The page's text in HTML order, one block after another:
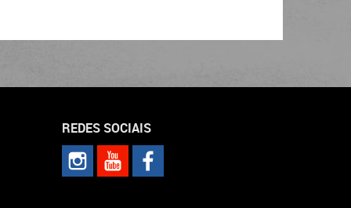
REDES SOCIAIS